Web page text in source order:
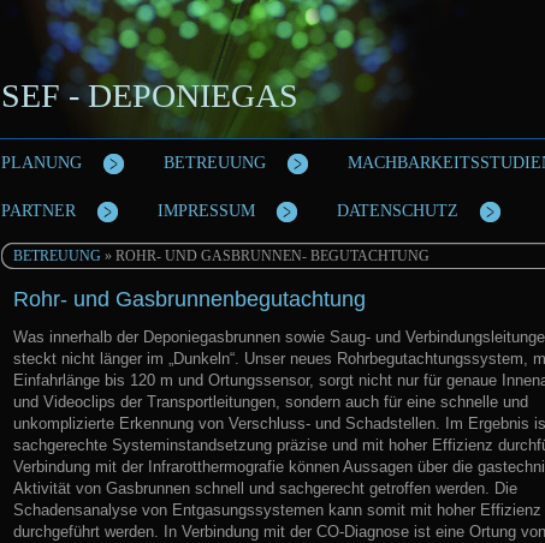
SEF - DEPONIEGAS
PLANUNG BETREUUNG
PARTNER IMPRESSUM DATENSCHUTZ
BETREUUNG » ROHR- UND GASBRUNNEN- BEGUTACHTUNG
Rohr- und Gasbrunnenbegutachtung
Was innerhalb der Deponiegasbrunnen sowie Saug- und
steckt nicht länger im „Dunkeln“. Unser neues Rohrbegutachtungssystem,
Einfahrlänge bis 120 m und Ortungssensor, sorgt nicht nur für genaue
und Videoclips der Transportleitungen, sondern auch für eine schnelle und
unkomplizierte Erkennung von Verschluss- und Schadstellen. Im Ergebnis
sachgerechte Systeminstandsetzung präzise und mit hoher Effizienz
Verbindung mit der Infrarotthermografie können Aussagen über die
Aktivität von Gasbrunnen schnell und sachgerecht getroffen werden. Die
Schadensanalyse von Entgasungssystemen kann somit mit hoher Effizienz
durchgeführt werden. In Verbindung mit der CO-Diagnose ist eine Ortung von